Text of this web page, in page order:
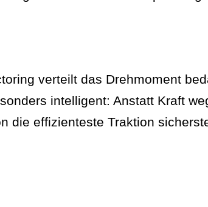
verteilt das Drehmoment
intelligent: Anstatt Kraft
die effizienteste Traktion